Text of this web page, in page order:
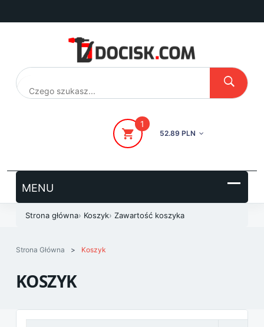
do
1
52.89 PLN
Strona główna› Koszyk› Zawartość koszyka
Strona Główna > Koszyk
KOSZYK